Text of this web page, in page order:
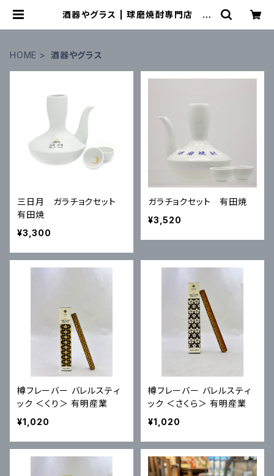
酒器やグラス | 球磨焼酎専門店 一
HOME 酒器やグラス
三日月 ガラチョクセット
有田焼
¥3,300
ガラチョクセット 有田焼
¥3,520
樽フレーバー バレルスティ
ック ＜くり＞ 有明産業
¥1,020
樽フレーバー バレルスティ
ック ＜さくら＞ 有明産業
¥1,020